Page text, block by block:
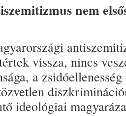
nem
vissza, nincs
a
ideológiai